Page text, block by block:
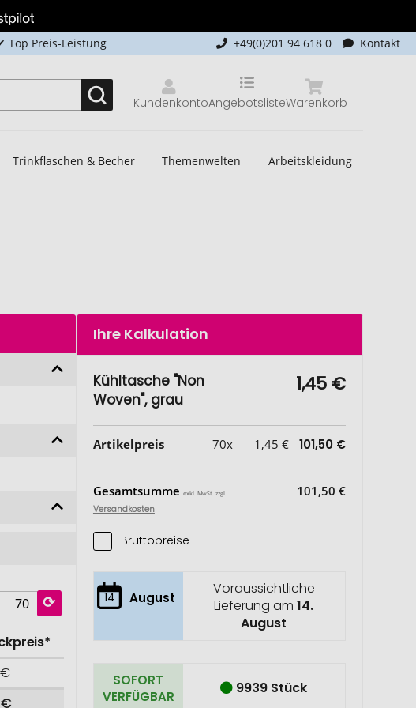
Top Preis-Leistung +49(0)201 94 618 0 Kontakt
Kundenkonto Warenkorb
Angebotsliste
Trinkflaschen & Becher Themenwelten Arbeitskleidung
€
€
Ihre Kalkulation
Kühltasche "Non
Woven", grau
1,45 €
Artikelpreis 70x 1,45 € 101,50 €
Gesamtsumme exkl. MwSt. zzgl.
Versandkosten
101,50 €
Bruttopreise
14 August
Voraussichtliche
Lieferung am14.
August
SOFORT
VERFÜGBAR
9939 Stück